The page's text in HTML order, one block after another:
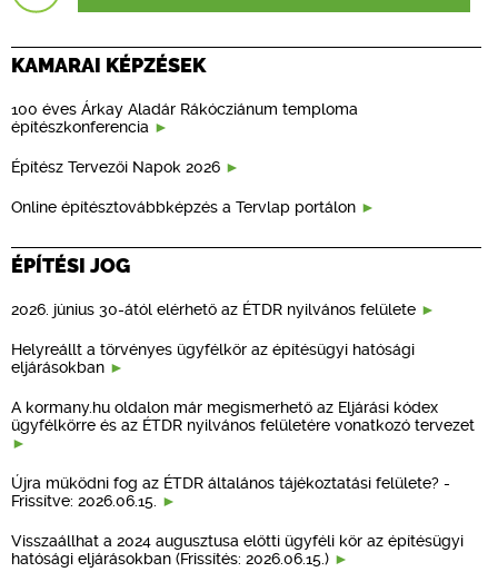
KAMARAI KÉPZÉSEK
100 éves Árkay Aladár Rákócziánum temploma
építészkonferencia
Építész Tervezői Napok 2026
Online építésztovábbképzés a Tervlap portálon
ÉPÍTÉSI JOG
2026. június 30-ától elérhető az ÉTDR nyilvános felülete
Helyreállt a törvényes ügyfélkör az építésügyi hatósági
eljárásokban
A kormany.hu oldalon már megismerhető az Eljárási kódex
ügyfélkörre és az ÉTDR nyilvános felületére vonatkozó tervezet
Újra működni fog az ÉTDR általános tájékoztatási felülete? -
Frissítve: 2026.06.15.
Visszaállhat a 2024 augusztusa előtti ügyféli kör az építésügyi
hatósági eljárásokban (Frissítés: 2026.06.15.)